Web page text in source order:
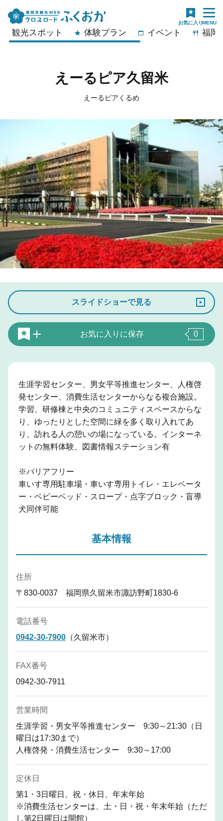
観光スポット 体験プラン イベント 福岡
えーるピア久留米
えーるピアくるめ
スライドショーで見る
お気に入りに保存 0
生涯学習センター、男女平等推進センター、人権啓
発センター、消費生活センターからなる複合施設。
学習、研修棟と中央のコミュニティスペースからな
り、ゆったりとした空間に緑を多く取り入れてあ
り、訪れる人の憩いの場になっている。インターネ
ットの無料体験、図書情報ステーション有
※バリアフリー
車いす専用駐車場・車いす専用トイレ・エレベータ
ー・ベビーベッド・スロープ・点字ブロック・盲導
犬同伴可能
基本情報
住所
〒830-0037 福岡県久留米市諏訪野町1830-6
電話番号
0942-30-7900 （久留米市）
FAX番号
0942-30-7911
営業時間
生涯学習・男女平等推進センター 9:30～21:30（日
曜日は17:30まで）
人権啓発・消費生活センター 9:30～17:00
定休日
第1・3日曜日、祝・休日、年末年始
※消費生活センターは、土・日・祝・年末年始（ただ
し第2日曜日は開館）